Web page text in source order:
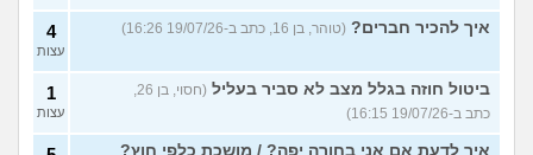
איך להכיר חברים? (טוהר, בן 16, כתב ב-19/07/26 16:26) 4
עצות
ביטול חוזה בגלל מצב לא סביר בעליל
כתב ב-19/07/26 16:15)
1
עצות
איך לדעת אם אני בחורה יפה? / מושכת כלפי חוץ?